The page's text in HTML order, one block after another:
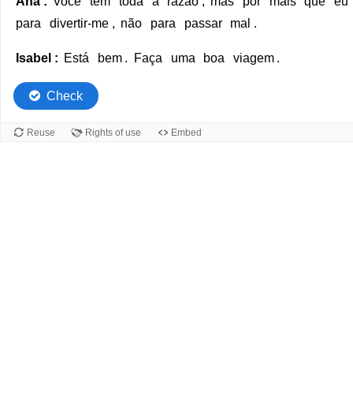
centro?
Isabel:
vários.
Se
você
telefonar
para
divertir-me , não para passar mal .
Isabel : Está bem . Faça uma boa viagem .
Check
Reuse Rights of use Embed